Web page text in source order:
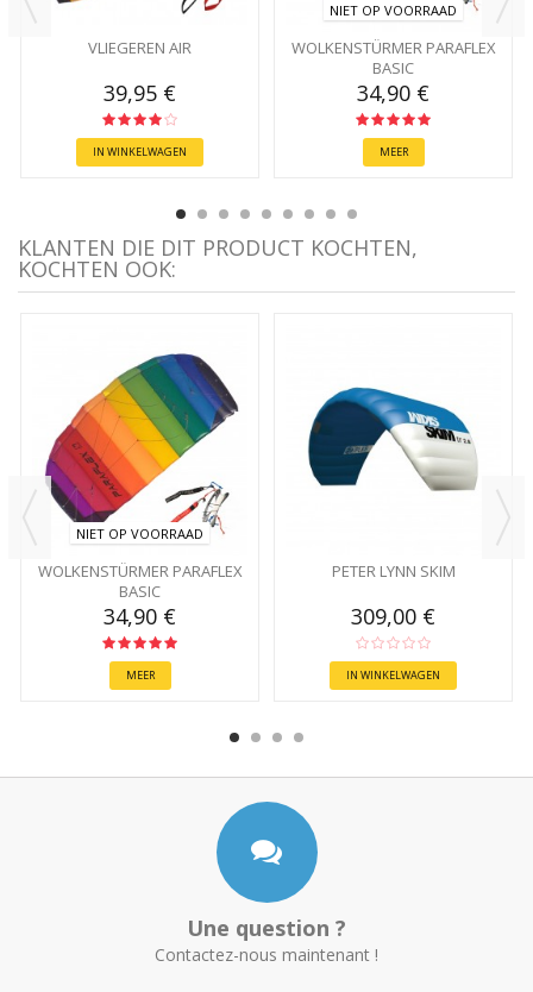
VLIEGEREN AIR
39,95 €
IN WINKELWAGEN
NIET OP VOORRAAD
WOLKENSTÜRMER PARAFLEX
BASIC
34,90 €
MEER
KLANTEN DIE DIT PRODUCT KOCHTEN,
KOCHTEN OOK:
NIET OP VOORRAAD
WOLKENSTÜRMER PARAFLEX
BASIC
34,90 €
MEER
PETER LYNN SKIM
309,00 €
IN WINKELWAGEN
Une question ?
Contactez-nous maintenant !